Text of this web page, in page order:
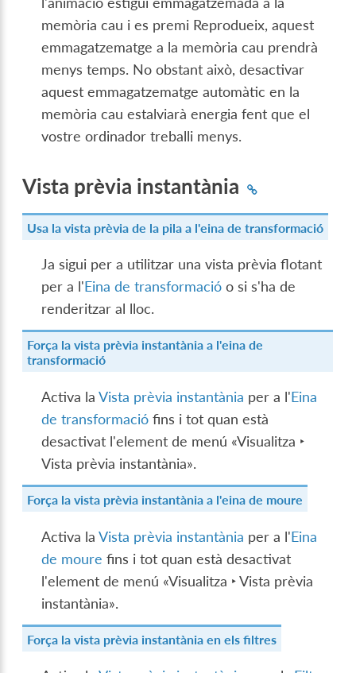
memòria cau i es premi Reprodueix, aquest
emmagatzematge a la memòria cau prendrà
menys temps. No obstant això, desactivar
aquest emmagatzematge automàtic en la
memòria cau estalviarà energia fent que el
vostre ordinador treballi menys.
Vista prèvia instantània
Usa la vista prèvia de la pila a l'eina de transformació
Ja sigui per a utilitzar una vista prèvia flotant
per a l'Eina de transformació o si s'ha de
renderitzar al lloc.
Força la vista prèvia instantània a l'eina de
transformació
Activa laVista prèvia instantània per a l'Eina
de transformació fins i tot quan està
desactivat l'element de menú «Visualitza ‣
Vista prèvia instantània».
Força la vista prèvia instantània a l'eina de moure
Activa laVista prèvia instantània per a l'Eina
de moure fins i tot quan està desactivat
l'element de menú «Visualitza ‣ Vista prèvia
instantània».
Força la vista prèvia instantània en els filtres